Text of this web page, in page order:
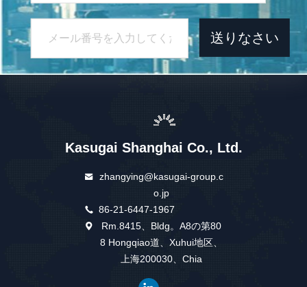
送りなさい
Kasugai Shanghai Co., Ltd.
zhangying@kasugai-group.c
o.jp
86-21-6447-1967
Rm.8415、Bldg。A8の第80
8 Hongqiao道、Xuhui地区、
上海200030、Chia